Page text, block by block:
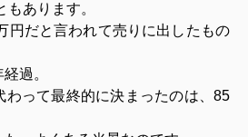
あります。
円だと言われて売りに出したもの
過。
わって最終的に決まったのは、85